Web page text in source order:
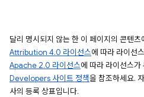
달리 명시되지 않는 한 이 페이지의 콘텐츠
Attribution 4.0 라이선스에 따라 라이선
Apache 2.0 라이선스에 따라 라이선스가
Developers 사이트 정책을 참조하세요.
사의 등록 상표입니다.